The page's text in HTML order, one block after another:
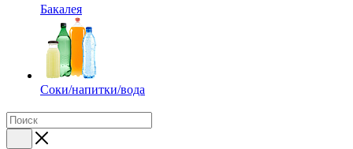
Бакалея
Соки/напитки/вода